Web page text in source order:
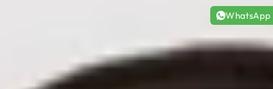
WhatsApp